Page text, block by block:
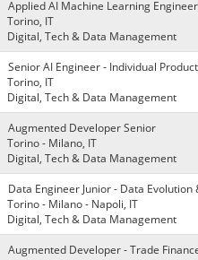
Applied AI Machine Learning Engineer
Torino, IT
Digital, Tech & Data Management
Senior AI Engineer - Individual
Torino, IT
Digital, Tech & Data Management
Augmented Developer Senior
Torino - Milano, IT
Digital, Tech & Data Management
Data Engineer Junior - Data Evolution
Torino - Milano - Napoli, IT
Digital, Tech & Data Management
Augmented Developer - Trade